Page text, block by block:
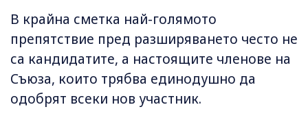
В крайна сметка най-голямото
препятствие пред разширяването често не
са кандидатите, а настоящите членове на
Съюза, които трябва единодушно да
одобрят всеки нов участник.